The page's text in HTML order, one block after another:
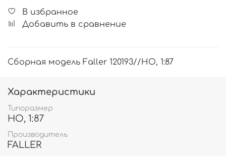
В избранное
Добавить в сравнение
Сборная модель Faller 120193//HO, 1:87
Характеристики
Типоразмер
HO, 1:87
Производитель
FALLER